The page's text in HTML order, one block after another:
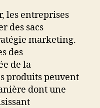
les entreprises
des sacs
marketing.
des
de la
produits peuvent
dont une